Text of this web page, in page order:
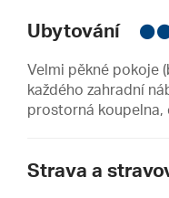
Ubytování
Velmi pěkné pokoje
každého zahradní
prostorná koupelna,
Strava a